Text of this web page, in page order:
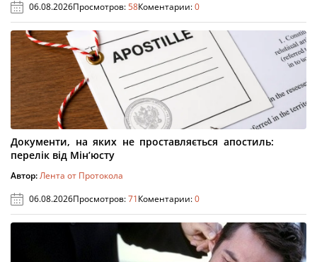
06.08.2026Просмотров:58Коментарии:0
Документи, на яких не проставляється апостиль:
перелік від Мін’юсту
Автор:Лента от Протокола
06.08.2026Просмотров:71Коментарии:0